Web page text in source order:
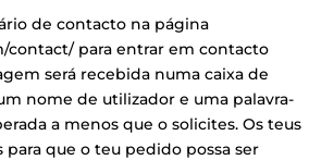
de contacto na página
contact/para entrar em contacto
será recebida numa caixa de
nome de utilizador e uma palavra-
a menos que o solicites. Os teus
para que o teu pedido possa ser